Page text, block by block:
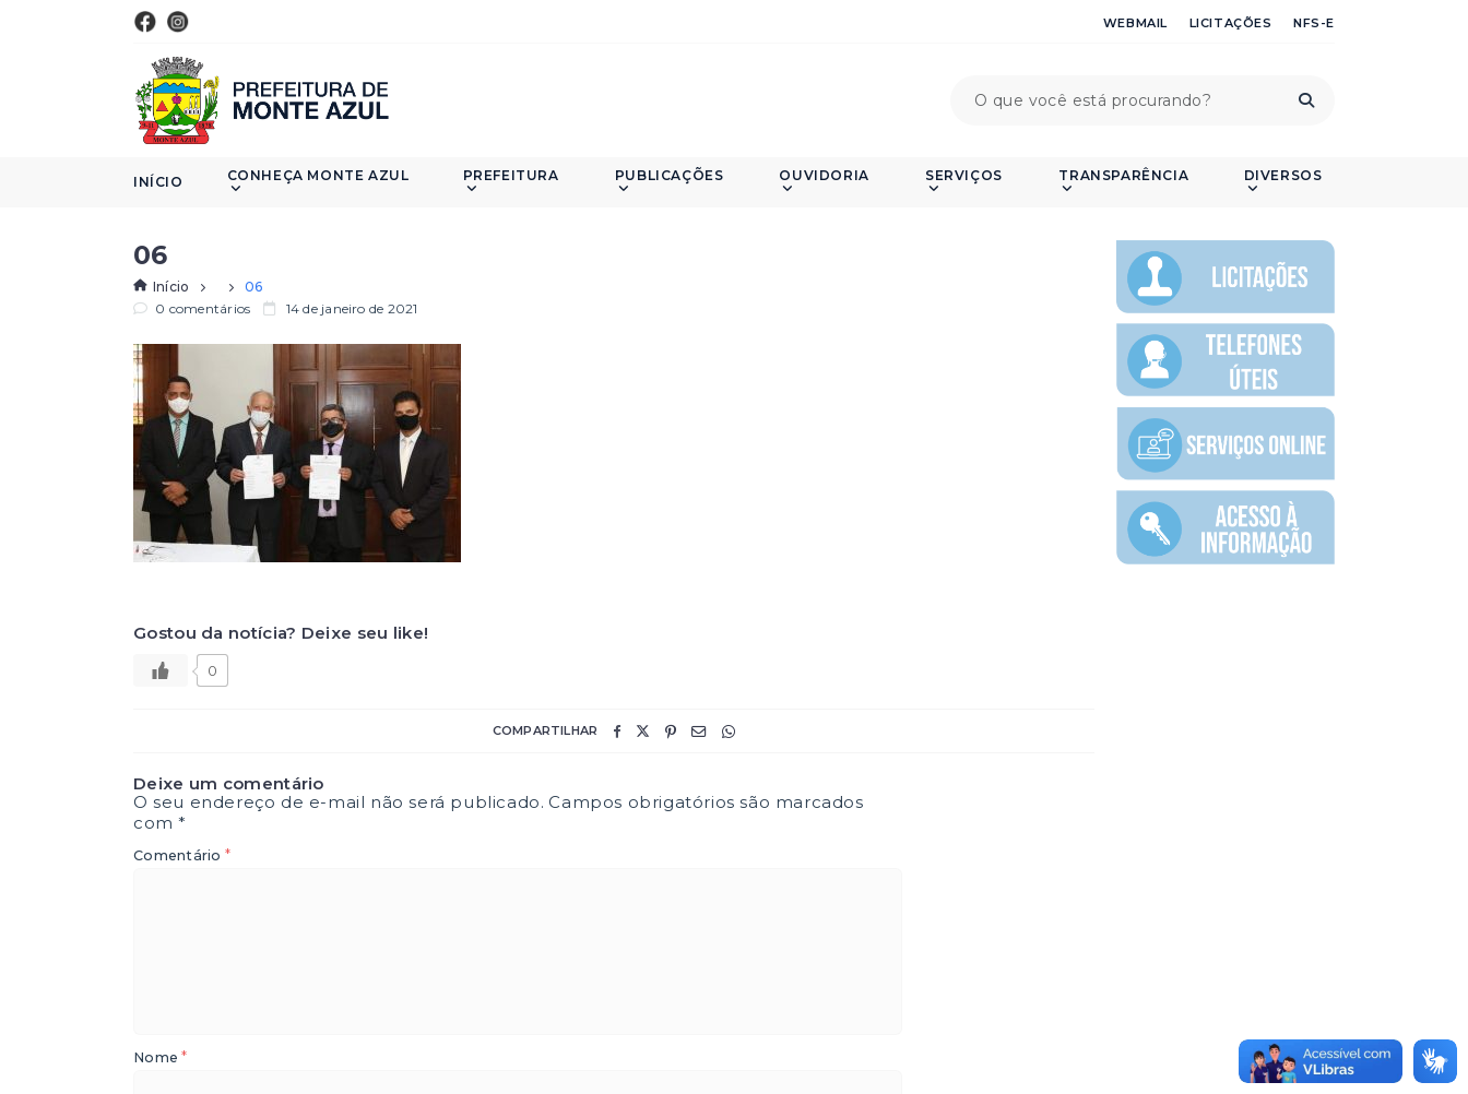
WEBMAIL LICITAÇÕES NFS-E
INÍCIO CONHEÇA MONTE AZUL PREFEITURA PUBLICAÇÕES OUVIDORIA SERVIÇOS TRANSPARÊNCIA DIVERSOS
06
Início
06
0 comentários
14 de janeiro de 2021
Gostou da notícia? Deixe seu like!
0
COMPARTILHAR
Deixe um comentário
O seu endereço de e-mail não será publicado. Campos obrigatórios são marcados
com*
Comentário *
Nome*